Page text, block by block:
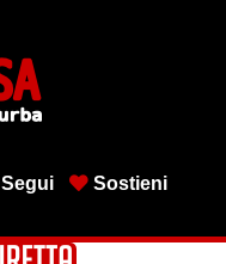
Segui
Sostieni